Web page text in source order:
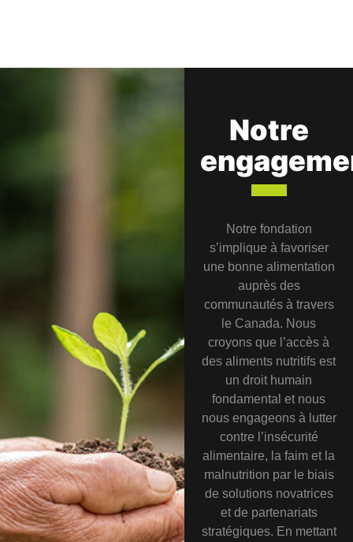
Notre
Notre fondation
s’implique à favoriser
une bonne alimentation
auprès des
communautés à travers
le Canada. Nous
croyons que l’accès à
des aliments nutritifs est
un droit humain
fondamental et nous
nous engageons à lutter
contre l’insécurité
alimentaire, la faim et la
malnutrition par le biais
de solutions novatrices
et de partenariats
stratégiques. En mettant